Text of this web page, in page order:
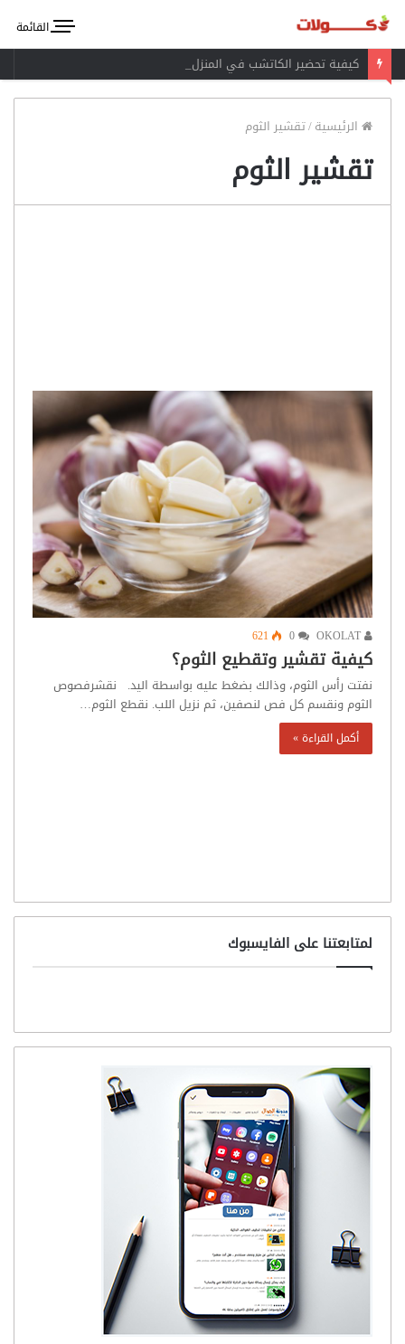
القائمة
كيفية تحضير الكاتشب في المنزل
الرئيسية/تقشير الثوم
تقشير الثوم
621
كيفية تقشير وتقطيع الثوم؟
نفتت رأس الثوم، وذالك بضغط عليه بواسطة اليد. نقشرفصوص
الثوم ونقسم كل فص لنصفين، ثم نزيل اللب. نقطع الثوم…
أكمل القراءة »
لمتابعتنا على الفايسبوك